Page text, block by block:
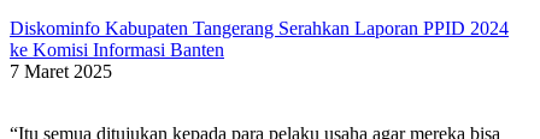
Diskominfo Kabupaten Tangerang Serahkan Laporan PPID 2024
ke Komisi Informasi Banten
7 Maret 2025
“Itu semua ditujukan kepada para pelaku usaha agar mereka bisa